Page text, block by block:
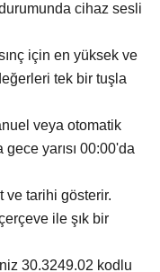
cihaz sesli
için en yüksek ve
tek bir tuşla
veya otomatik
gece yarısı 00:00'da
ve tarihi gösterir.
ile şık bir
30.3249.02 kodlu